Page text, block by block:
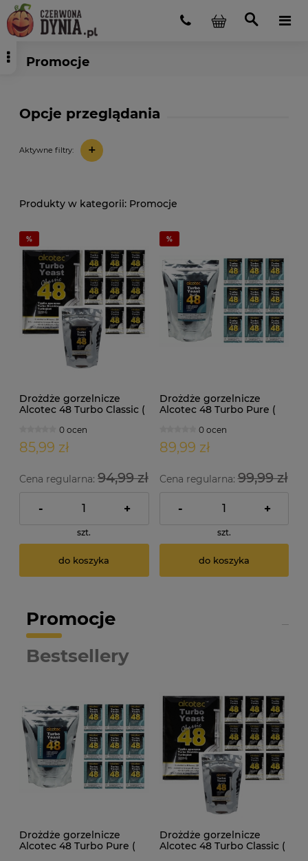
Promocje
Opcje przeglądania
Aktywne filtry: +
Promocje
Drożdże gorzelnicze
Alcotec 48 Turbo Classic (
0 ocen
85,99 zł
Cena regularna: 94,99 zł
- +
szt.
do koszyka
Drożdże gorzelnicze
Alcotec 48 Turbo Pure (
0 ocen
89,99 zł
Cena regularna:99,99 zł
- +
szt.
do koszyka
Promocje
Bestsellery
Drożdże gorzelnicze
Alcotec 48 Turbo Pure (
Drożdże gorzelnicze
Alcotec 48 Turbo Classic (